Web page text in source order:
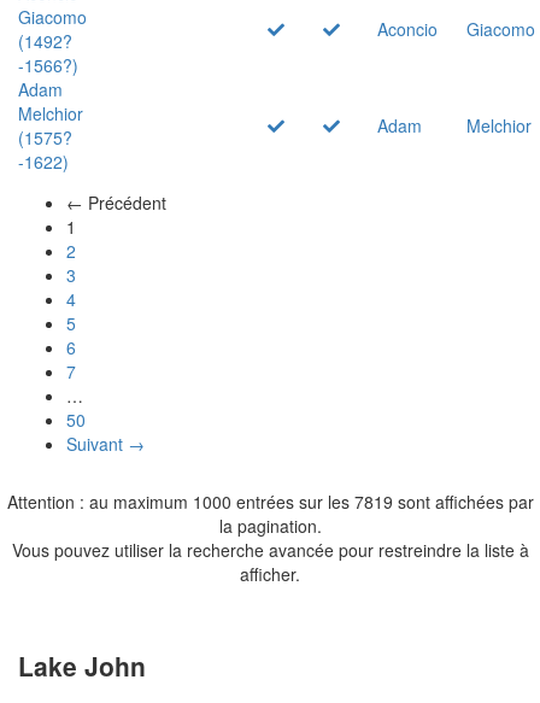
Giacomo
(1492?
-1566?)
Aconcio Giacomo
Adam
Melchior
(1575?
-1622)
Adam Melchior
← Précédent
1
2
3
4
5
6
7
…
50
Suivant →
Attention : au maximum 1000 entrées sur les 7819 sont affichées par
la pagination.
Vous pouvez utiliser la recherche avancée pour restreindre la liste à
afficher.
Lake John